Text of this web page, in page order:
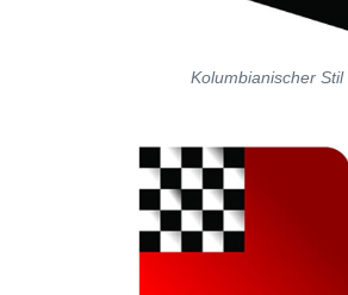
Kolumbianischer Stil